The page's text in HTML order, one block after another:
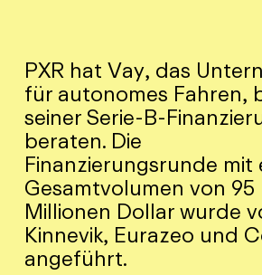
PXR hat Vay, das
für autonomes Fahren,
seiner Serie-B-
beraten. Die
Finanzierungsrunde mit
Gesamtvolumen von 95
Millionen Dollar wurde
Kinnevik, Eurazeo und
angeführt.